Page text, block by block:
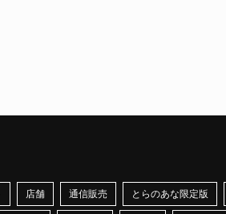
店舗 通信販売 とらのあな限定版